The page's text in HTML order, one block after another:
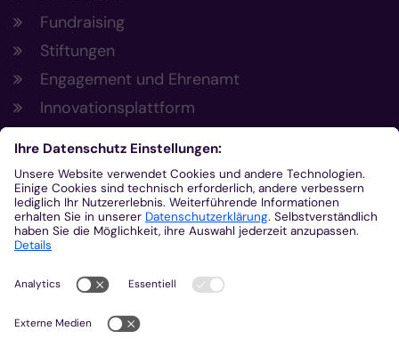
Fundraising
Stiftungen
Engagement und Ehrenamt
Innovationsplattform
Aus der Plattform
Nachrichten
Veranstaltungen
Gottesdienste
Stellenangebote
Kirchenzeitung